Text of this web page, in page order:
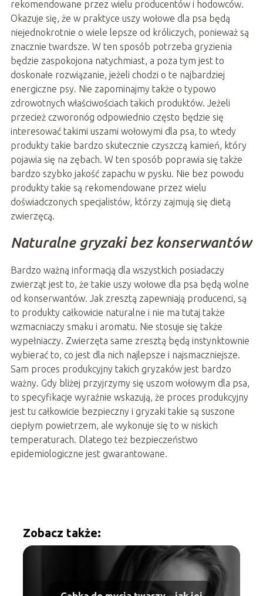
rekomendowane przez wielu producentów i hodowców.
Okazuje się, że w praktyce uszy wołowe dla psa będą
niejednokrotnie o wiele lepsze od króliczych, ponieważ są
znacznie twardsze. W ten sposób potrzeba gryzienia
będzie zaspokojona natychmiast, a poza tym jest to
doskonałe rozwiązanie, jeżeli chodzi o te najbardziej
energiczne psy. Nie zapominajmy także o typowo
zdrowotnych właściwościach takich produktów. Jeżeli
przecież czworonóg odpowiednio często będzie się
interesować takimi uszami wołowymi dla psa, to wtedy
produkty takie bardzo skutecznie czyszczą kamień, który
pojawia się na zębach. W ten sposób poprawia się także
bardzo szybko jakość zapachu w pysku. Nie bez powodu
produkty takie są rekomendowane przez wielu
doświadczonych specjalistów, którzy zajmują się dietą
zwierzęcą.
Naturalne gryzaki bez konserwantów
Bardzo ważną informacją dla wszystkich posiadaczy
zwierząt jest to, że takie uszy wołowe dla psa będą wolne
od konserwantów. Jak zresztą zapewniają producenci, są
to produkty całkowicie naturalne i nie ma tutaj także
wzmacniaczy smaku i aromatu. Nie stosuje się także
wypełniaczy. Zwierzęta same zresztą będą instynktownie
wybierać to, co jest dla nich najlepsze i najsmaczniejsze.
Sam proces produkcyjny takich gryzaków jest bardzo
ważny. Gdy bliżej przyjrzymy się uszom wołowym dla psa,
to specyfikacje wyraźnie wskazują, że proces produkcyjny
jest tu całkowicie bezpieczny i gryzaki takie są suszone
ciepłym powietrzem, ale wykonuje się to w niskich
temperaturach. Dlatego też bezpieczeństwo
epidemiologiczne jest gwarantowane.
Zobacz także: